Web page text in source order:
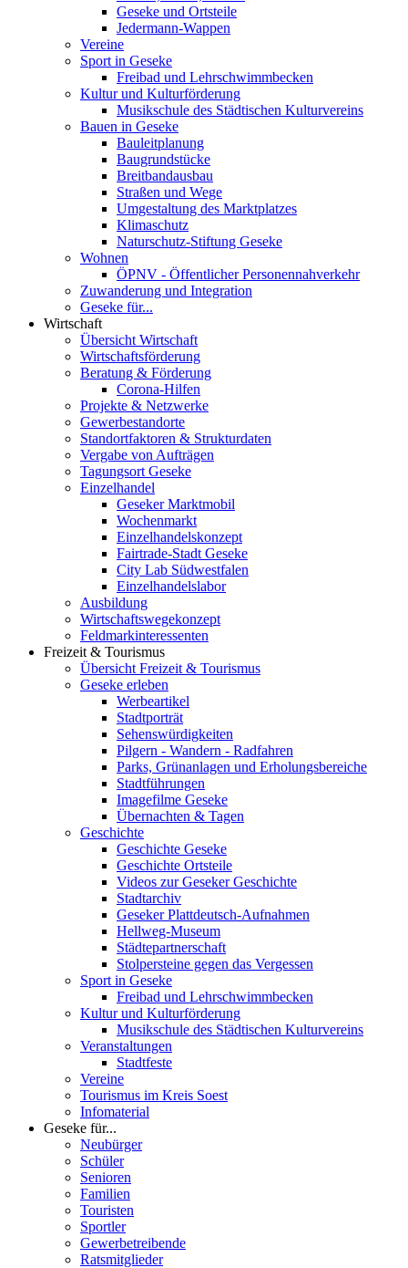
Geseke und Ortsteile
Jedermann-Wappen
Vereine
Sport in Geseke
Freibad und Lehrschwimmbecken
Kultur und Kulturförderung
Musikschule des Städtischen Kulturvereins
Bauen in Geseke
Bauleitplanung
Baugrundstücke
Breitbandausbau
Straßen und Wege
Umgestaltung des Marktplatzes
Klimaschutz
Naturschutz-Stiftung Geseke
Wohnen
ÖPNV - Öffentlicher Personennahverkehr
Zuwanderung und Integration
Geseke für...
Wirtschaft
Übersicht Wirtschaft
Wirtschaftsförderung
Beratung & Förderung
Corona-Hilfen
Projekte & Netzwerke
Gewerbestandorte
Standortfaktoren & Strukturdaten
Vergabe von Aufträgen
Tagungsort Geseke
Einzelhandel
Geseker Marktmobil
Wochenmarkt
Einzelhandelskonzept
Fairtrade-Stadt Geseke
City Lab Südwestfalen
Einzelhandelslabor
Ausbildung
Wirtschaftswegekonzept
Feldmarkinteressenten
Freizeit & Tourismus
Übersicht Freizeit & Tourismus
Geseke erleben
Werbeartikel
Stadtporträt
Sehenswürdigkeiten
Pilgern - Wandern - Radfahren
Parks, Grünanlagen und Erholungsbereiche
Stadtführungen
Imagefilme Geseke
Übernachten & Tagen
Geschichte
Geschichte Geseke
Geschichte Ortsteile
Videos zur Geseker Geschichte
Stadtarchiv
Geseker Plattdeutsch-Aufnahmen
Hellweg-Museum
Städtepartnerschaft
Stolpersteine gegen das Vergessen
Sport in Geseke
Freibad und Lehrschwimmbecken
Kultur und Kulturförderung
Musikschule des Städtischen Kulturvereins
Veranstaltungen
Stadtfeste
Vereine
Tourismus im Kreis Soest
Infomaterial
Geseke für...
Neubürger
Schüler
Senioren
Familien
Touristen
Sportler
Gewerbetreibende
Ratsmitglieder